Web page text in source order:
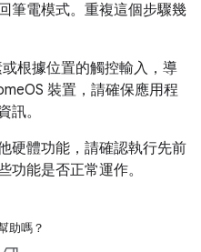
筆電模式。重複這個步驟幾
根據位置的觸控輸入，導
裝置，請確保應用程
訊。
硬體功能，請確認執行先前
功能是否正常運作。
助嗎？